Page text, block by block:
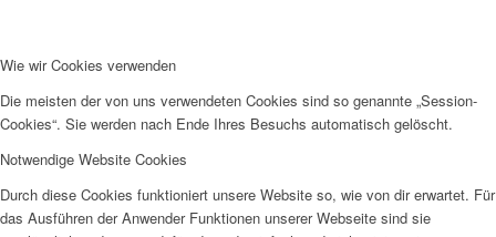
Wie wir Cookies verwenden
Die meisten der von uns verwendeten Cookies sind so genannte „Session-
Cookies“. Sie werden nach Ende Ihres Besuchs automatisch gelöscht.
Notwendige Website Cookies
Durch diese Cookies funktioniert unsere Website so, wie von dir erwartet. Für
das Ausführen der Anwender Funktionen unserer Webseite sind sie